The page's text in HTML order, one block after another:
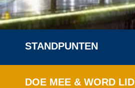
STANDPUNTEN
DOE MEE & WORD LID